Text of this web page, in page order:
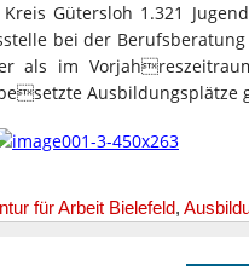
Gütersloh 1.321
bei der
als im
Ausbildungsplätze
für Arbeit Bielefeld,